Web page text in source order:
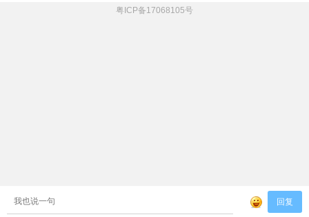
粤ICP备17068105号